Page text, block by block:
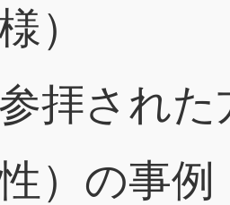
）
参拝された
）の事例